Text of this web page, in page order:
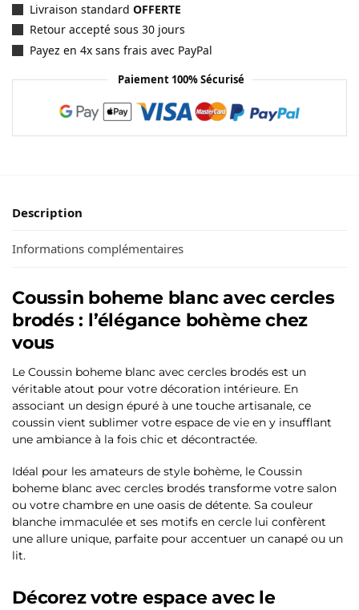
Livraison standard OFFERTE
Retour accepté sous 30 jours
Payez en 4x sans frais avec PayPal
Paiement 100% Sécurisé
Description
Informations complémentaires
Coussin boheme blanc avec cercles
brodés : l’élégance bohème chez
vous
Le Coussin boheme blanc avec cercles brodés est un
véritable atout pour votre décoration intérieure. En
associant un design épuré à une touche artisanale, ce
coussin vient sublimer votre espace de vie en y insufflant
une ambiance à la fois chic et décontractée.
Idéal pour les amateurs de style bohème, le Coussin
boheme blanc avec cercles brodés transforme votre salon
ou votre chambre en une oasis de détente. Sa couleur
blanche immaculée et ses motifs en cercle lui confèrent
une allure unique, parfaite pour accentuer un canapé ou un
lit.
Décorez votre espace avec le